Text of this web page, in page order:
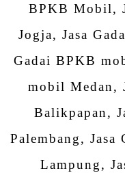
BPKB Mobil,
Jogja, Jasa
Gadai BPKB
mobil Medan,
Balikpapan,
Palembang,
Lampung,